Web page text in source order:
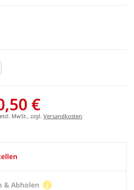
€
MwSt., zzgl. Versandkosten
& Abholen